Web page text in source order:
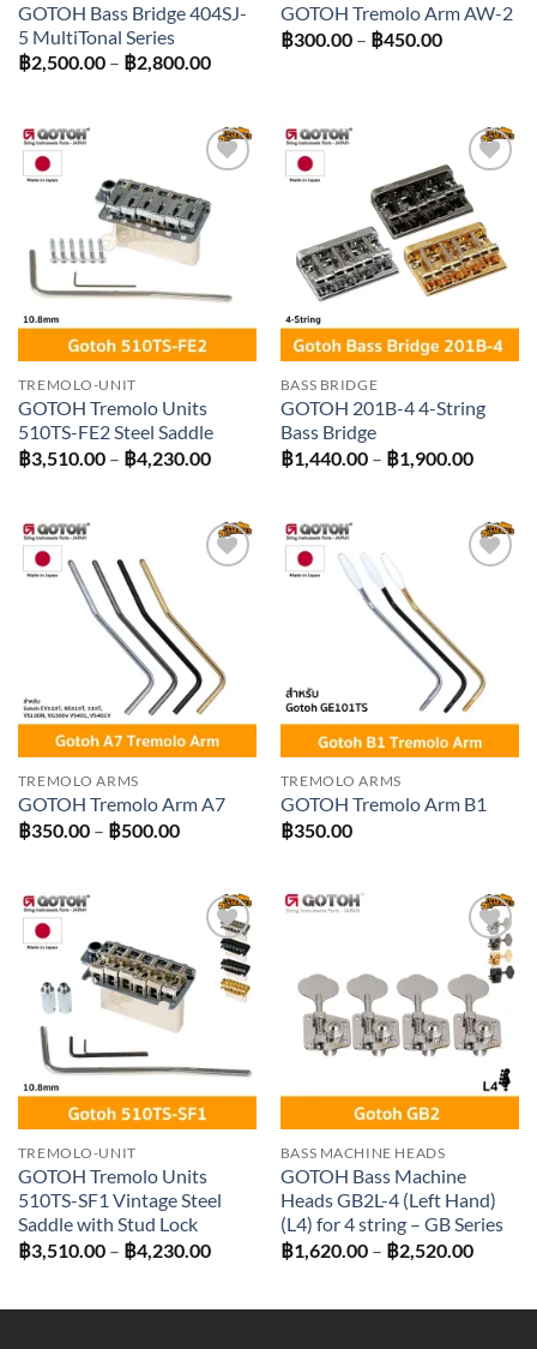
GOTOH Bass Bridge 404SJ-
5 MultiTonal Series
฿2,500.00 – ฿2,800.00Price
฿2,800.00
GOTOH Tremolo Arm AW-2
฿300.00 – ฿450.00Price
wishlist
TREMOLO-UNIT
GOTOH Tremolo Units
510TS-FE2 Steel Saddle
฿3,510.00 – ฿4,230.00Price
฿4,230.00
Add to
wishlist
BASS BRIDGE
GOTOH 201B-4 4-String
Bass Bridge
฿1,440.00 – ฿1,900.00Price
฿
TREMOLO ARMS
GOTOH Tremolo Arm A7
฿350.00 – ฿500.00Price
฿500.00
TREMOLO ARMS
GOTOH Tremolo Arm B1
฿350.00
Add to
wishlist
TREMOLO-UNIT
GOTOH Tremolo Units
510TS-SF1 Vintage Steel
Saddle with Stud Lock
฿3,510.00 – ฿4,230.00Price
Add to
wishlist
BASS MACHINE HEADS
GOTOH Bass Machine
Heads GB2L-4 (Left Hand)
(L4) for 4 string – GB Series
฿1,620.00 – ฿2,520.00Price